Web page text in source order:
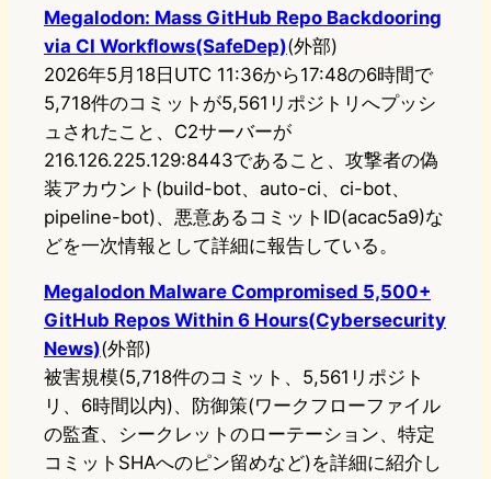
Megalodon: Mass GitHub Repo Backdooring
via CI Workflows(SafeDep)(外部)
2026年5月18日UTC 11:36から17:48の6時間で
5,718件のコミットが5,561リポジトリへプッシ
ュされたこと、C2サーバーが
216.126.225.129:8443であること、攻撃者の偽
装アカウント(build-bot、auto-ci、ci-bot、
pipeline-bot)、悪意あるコミットID(acac5a9)な
どを一次情報として詳細に報告している。
Megalodon Malware Compromised 5,500+
GitHub Repos Within 6 Hours(Cybersecurity
News)(外部)
被害規模(5,718件のコミット、5,561リポジト
リ、6時間以内)、防御策(ワークフローファイル
の監査、シークレットのローテーション、特定
コミットSHAへのピン留めなど)を詳細に紹介し